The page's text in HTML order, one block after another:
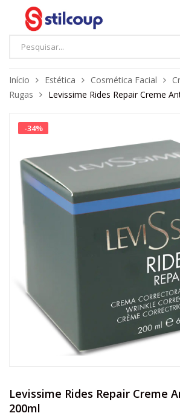
Início Estética Cosmética Facial
Rugas
Levissime Rides Repair Creme
-34%
Levissime Rides Repair Creme
200ml